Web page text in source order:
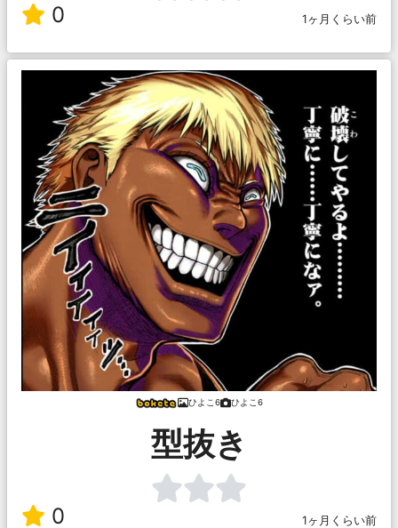
0 1ヶ月くらい前
ひよこ6 ひよこ6
型抜き
0 1ヶ月くらい前